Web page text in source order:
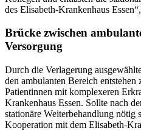
des Elisabeth-Krankenhaus
Brücke zwischen
Versorgung
Durch die Verlagerung
den ambulanten Bereich
Patientinnen mit komplexeren
Krankenhaus Essen. Sollte nach
stationäre Weiterbehandlung nötig
Kooperation mit dem Elisabeth-